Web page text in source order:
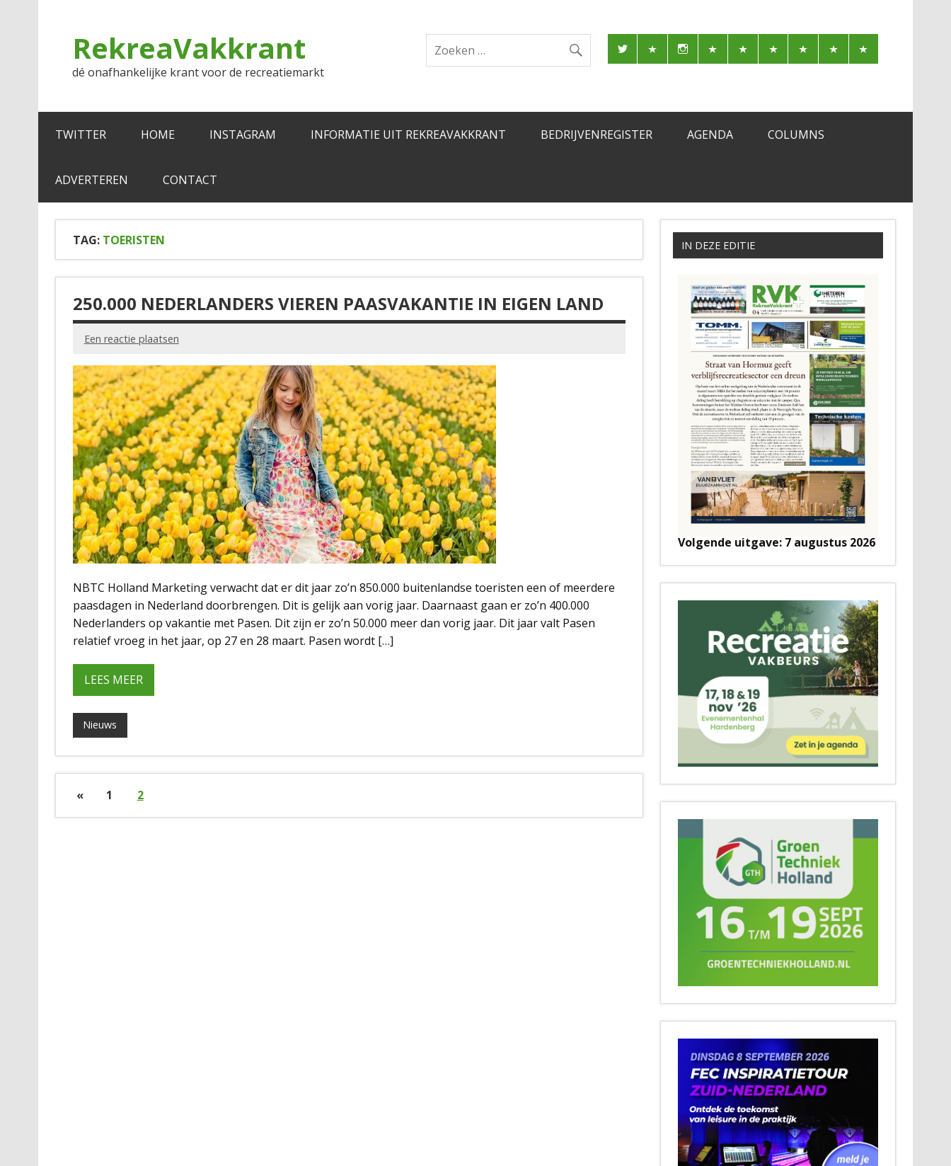
RekreaVakkrant
dé onafhankelijke krant voor de recreatiemarkt
TWITTER HOME INSTAGRAM INFORMATIE UIT REKREAVAKKRANT BEDRIJVENREGISTER AGENDA COLUMNS
ADVERTEREN CONTACT
TAG: TOERISTEN
250.000 NEDERLANDERS VIEREN PAASVAKANTIE IN EIGEN LAND
Een reactie plaatsen
NBTC Holland Marketing verwacht dat er dit jaar zo’n 850.000 buitenlandse toeristen een of meerdere
paasdagen in Nederland doorbrengen. Dit is gelijk aan vorig jaar. Daarnaast gaan er zo’n 400.000
Nederlanders op vakantie met Pasen. Dit zijn er zo’n 50.000 meer dan vorig jaar. Dit jaar valt Pasen
relatief vroeg in het jaar, op 27 en 28 maart. Pasen wordt […]
LEES MEER
Nieuws
« 1 2
IN DEZE EDITIE
Volgende uitgave: 7 augustus 2026